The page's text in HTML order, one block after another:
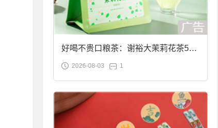
好喝不贵口粮茶：谢裕大茉莉花茶50g
袋装9.9元到手
2026-08-03 1